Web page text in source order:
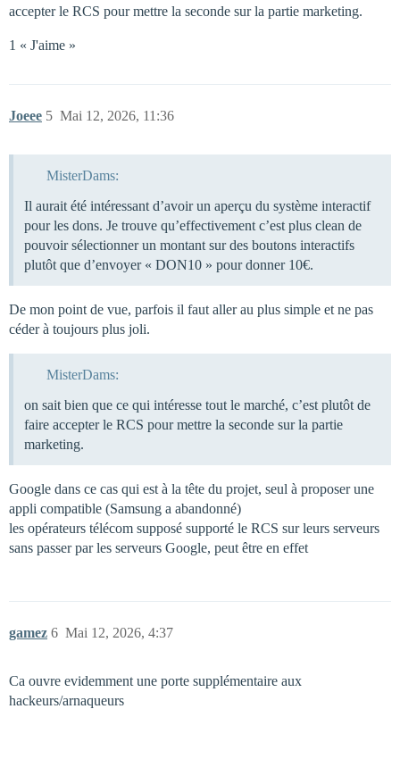
accepter le RCS pour mettre la seconde sur la partie marketing.
1 « J'aime »
Joeee Mai 12, 2026, 11:36
5
MisterDams:
Il aurait été intéressant d’avoir un aperçu du système interactif
pour les dons. Je trouve qu’effectivement c’est plus clean de
pouvoir sélectionner un montant sur des boutons interactifs
plutôt que d’envoyer « DON10 » pour donner 10€.
De mon point de vue, parfois il faut aller au plus simple et ne pas
céder à toujours plus joli.
MisterDams:
on sait bien que ce qui intéresse tout le marché, c’est plutôt de
faire accepter le RCS pour mettre la seconde sur la partie
marketing.
Google dans ce cas qui est à la tête du projet, seul à proposer une
appli compatible (Samsung a abandonné)
les opérateurs télécom supposé supporté le RCS sur leurs serveurs
sans passer par les serveurs Google, peut être en effet
gamez Mai 12, 2026, 4:37
6
Ca ouvre evidemment une porte supplémentaire aux
hackeurs/arnaqueurs